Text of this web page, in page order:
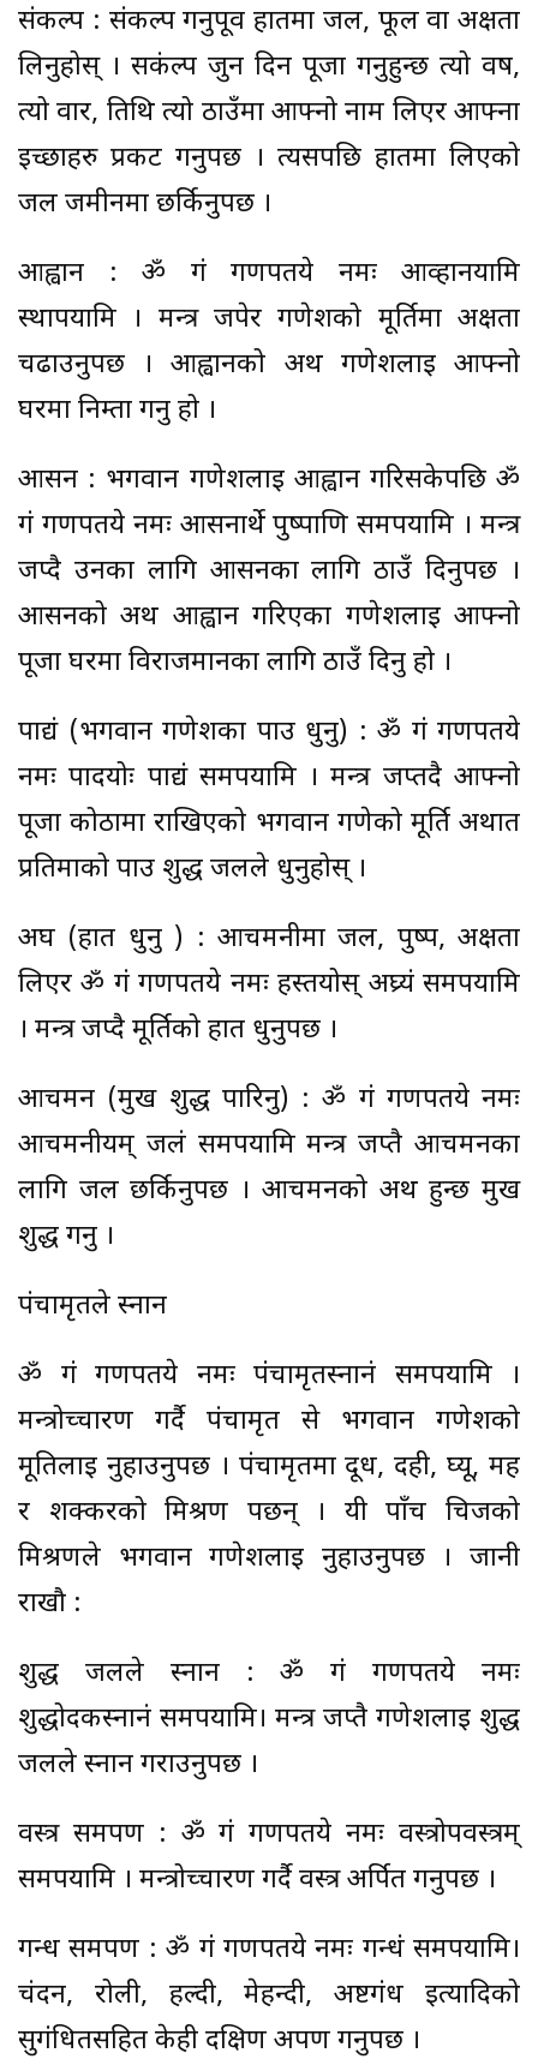
संकल्प : संकल्प गर्नुपूर्व हातमा जल, फूल वा अक्षता
लिनुहोस् । सकंल्प जुन दिन पूजा गर्नुहुन्छ त्यो वर्ष,
त्यो वार, तिथि त्यो ठाउँमा आफ्नो नाम लिएर आफ्ना
इच्छाहरु प्रकट गर्नुपर्छ । त्यसपछि हातमा लिएको
जल जमीनमा छर्किनुपर्छ ।
आह्वान : ॐ गं गणपतये नमः आव्हानयामि
स्थापयामि । मन्त्र जपेर गणेशको मूर्तिमा अक्षता
चढाउनुपर्छ । आह्वानको अर्थ गणेशलाई आफ्नो
घरमा निम्ता गर्नु हो ।
आसन : भगवान गणेशलाई आह्वान गरिसकेपछि ॐ
गं गणपतये नमः आसनार्थे पुष्पाणि समर्पयामि । मन्त्र
जप्दै उनका लागि आसनका लागि ठाउँ दिनुपर्छ ।
आसनको अर्थ आह्वान गरिएका गणेशलाई आफ्नो
पूजा घरमा विराजमानका लागि ठाउँ दिनु हो ।
पाद्यं (भगवान गणेशका पाउ धुनु) : ॐ गं गणपतये
नमः पादयोः पाद्यं समर्पयामि । मन्त्र जप्तदै आफ्नो
पूजा कोठामा राखिएको भगवान गणेको मूर्ति अर्थात
प्रतिमाको पाउ शुद्ध जलले धुनुहोस् ।
अर्घ (हात धुनु ) : आचमनीमा जल, पुष्प, अक्षता
लिएर ॐ गं गणपतये नमः हस्तयोस् अघ्र्यं समर्पयामि
। मन्त्र जप्दै मूर्तिको हात धुनुपर्छ ।
आचमन (मुख शुद्ध पारिनु) : ॐ गं गणपतये नमः
आचमनीयम् जलं समर्पयामि मन्त्र जप्तै आचमनका
लागि जल छर्किनुपर्छ । आचमनको अर्थ हुन्छ मुख
शुद्ध गर्नु ।
पंचामृतले स्नान
ॐ गं गणपतये नमः पंचामृतस्नानं समर्पयामि ।
मन्त्रोच्चारण गर्दै पंचामृत से भगवान गणेशको
मूतिलाई नुहाउनुपर्छ । पंचामृतमा दूध, दही, घ्यू, मह
र शक्करको मिश्रण पर्छन् । यी पाँच चिजको
मिश्रणले भगवान गणेशलाई नुहाउनुपर्छ । जानी
राखौ :
शुद्ध जलले स्नान : ॐ गं गणपतये नमः
शुद्धोदकस्नानं समर्पयामि। मन्त्र जप्तै गणेशलाई शुद्ध
जलले स्नान गराउनुपर्छ ।
वस्त्र समर्पण : ॐ गं गणपतये नमः वस्त्रोपवस्त्रम्
समर्पयामि । मन्त्रोच्चारण गर्दै वस्त्र अर्पित गर्नुपर्छ ।
गन्ध समर्पण : ॐ गं गणपतये नमः गन्धं समर्पयामि।
चंदन, रोली, हल्दी, मेहन्दी, अष्टगंध इत्यादिको
सुगंधितसहित केही दक्षिण अर्पण गर्नुपर्छ ।